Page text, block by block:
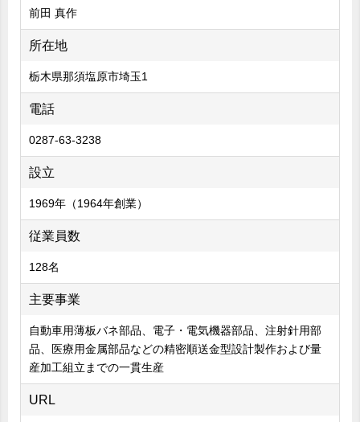
前田 真作
所在地
栃木県那須塩原市埼玉1
電話
0287-63-3238
設立
1969年（1964年創業）
従業員数
128名
主要事業
自動車用薄板バネ部品、電子・電気機器部品、注射針用部
品、医療用金属部品などの精密順送金型設計製作および量
産加工組立までの一貫生産
URL